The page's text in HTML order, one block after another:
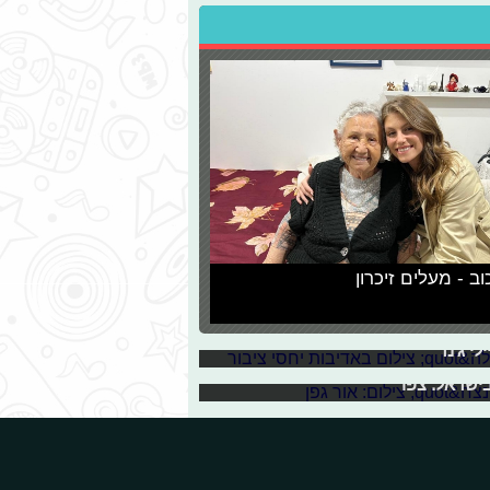
- מעלים זיכרון
אל "כפולה"
מתמודד מפתיע ב"כוכב
ג'נר
אותך לנצח"
בתל אביב אל מול המון ישראלי שואג
הניצחון וסיכום המסע שהסתיים